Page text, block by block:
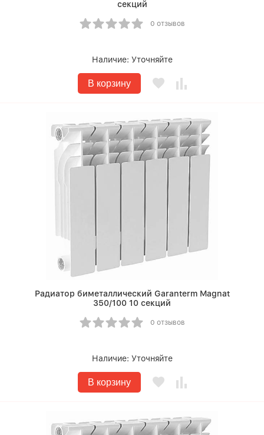
секций
0 отзывов
Наличие: Уточняйте
В корзину
Радиатор биметаллический Garanterm Magnat
350/100 10 секций
0 отзывов
Наличие: Уточняйте
В корзину